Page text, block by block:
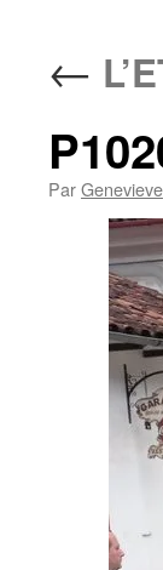
←
ParGenevieve